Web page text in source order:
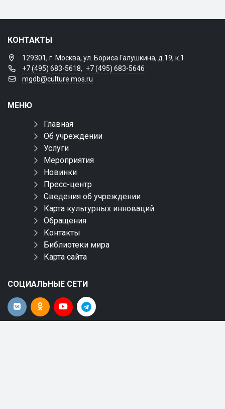
КОНТАКТЫ
129301, г. Москва, ул. Бориса Галушкина, д.19, к.1
+7 (495) 683-5618, +7 (495) 683-5646
mgdb@culture.mos.ru
МЕНЮ
Главная
Об учреждении
Услуги
Мероприятия
Новинки
Пресс-центр
Сведения об учреждении
Карта культурных инноваций
Обращения
Контакты
Библиотеки мира
Карта сайта
СОЦИАЛЬНЫЕ СЕТИ